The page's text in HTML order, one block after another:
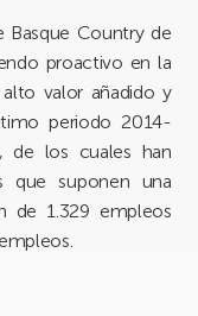
Basque Country de
proactivo en la
valor añadido y
periodo 2014-
de los cuales han
que suponen una
de 1.329 empleos